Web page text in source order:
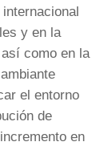
y en la
como en la
el entorno
de
en